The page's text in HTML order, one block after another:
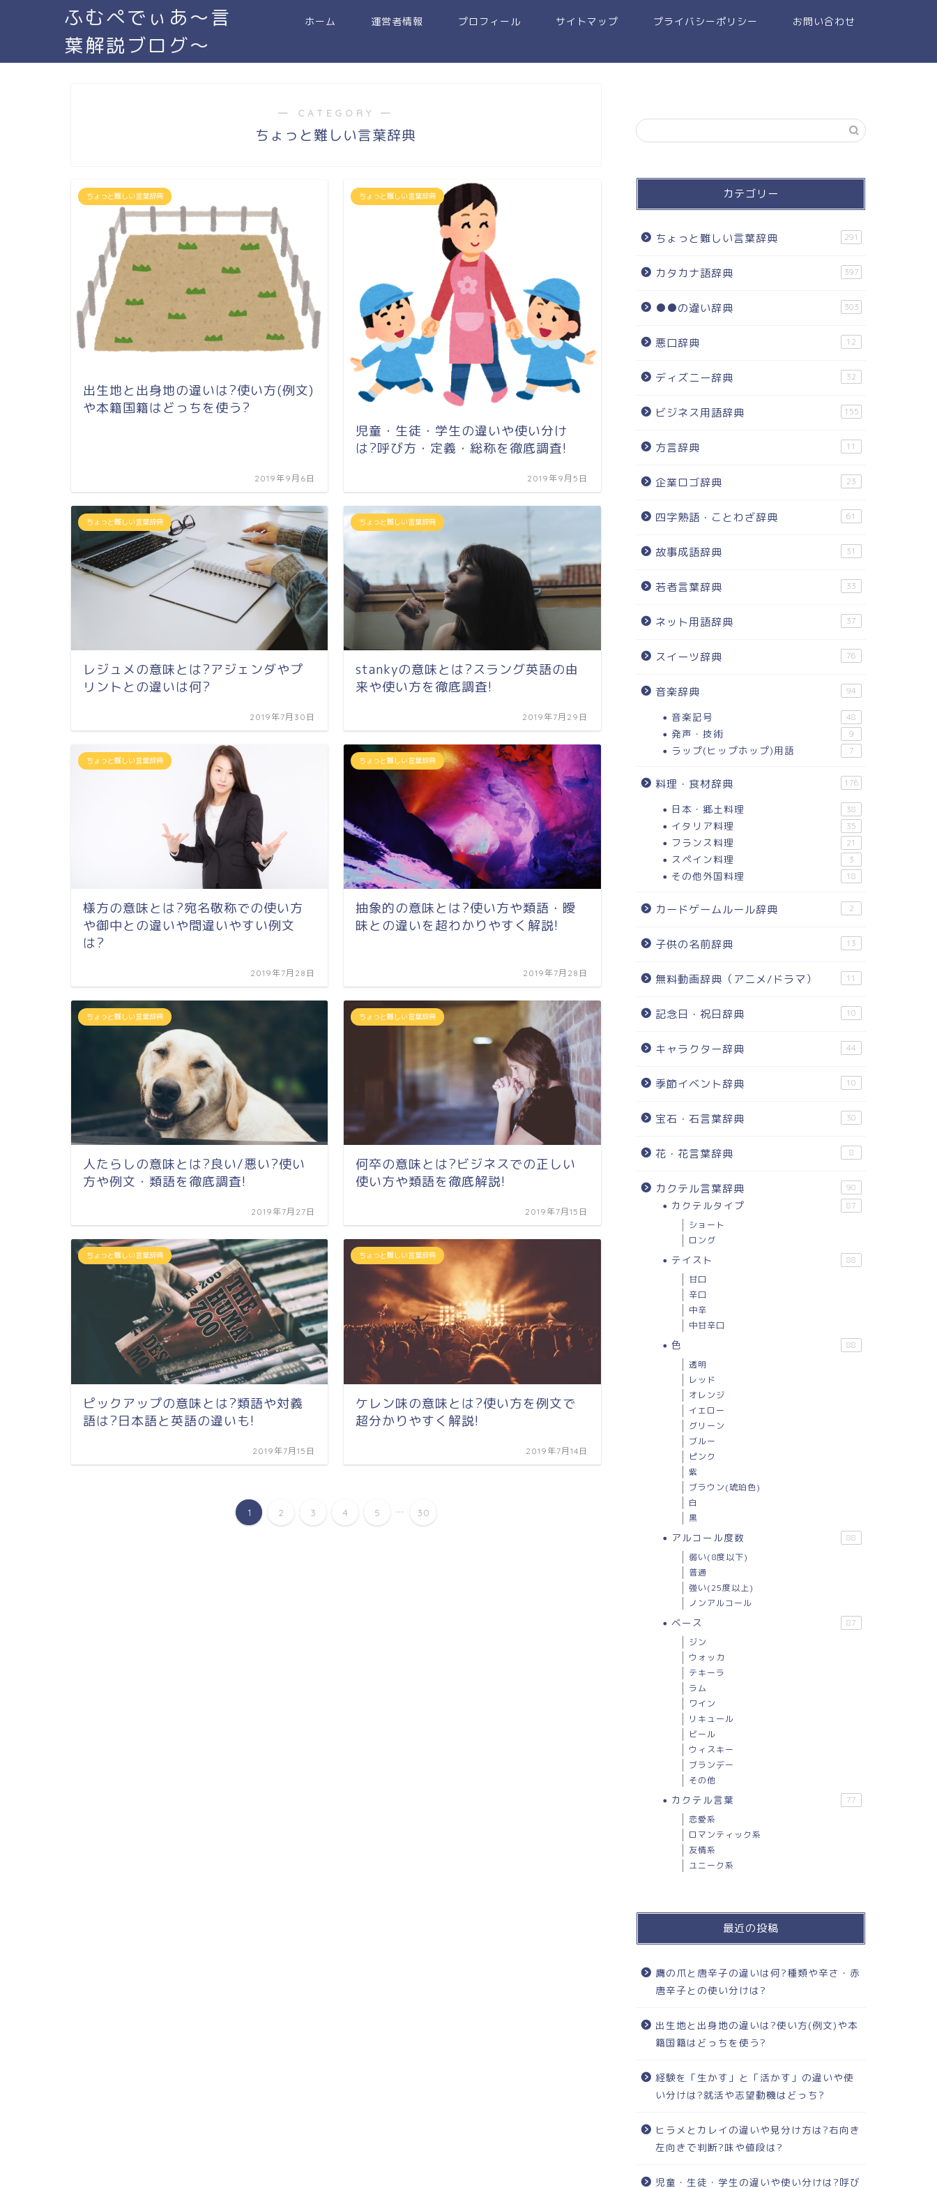
ふむぺでぃあ～言
葉解説ブログ～
ホーム 運営者情報 プロフィール サイトマップ プライバシーポリシー お問い合わせ
― CATEGORY ―
ちょっと難しい言葉辞典
ちょっと難しい言葉辞典
出生地と出身地の違いは?使い方(例文)
や本籍国籍はどっちを使う?
2019年9月6日
ちょっと難しい言葉辞典
児童・生徒・学生の違いや使い分け
は?呼び方・定義・総称を徹底調査!
2019年9月5日
ちょっと難しい言葉辞典
レジュメの意味とは?アジェンダやプ
リントとの違いは何?
2019年7月30日
ちょっと難しい言葉辞典
stankyの意味とは?スラング英語の由
来や使い方を徹底調査!
2019年7月29日
ちょっと難しい言葉辞典
様方の意味とは?宛名敬称での使い方
や御中との違いや間違いやすい例文
は?
2019年7月28日
ちょっと難しい言葉辞典
抽象的の意味とは?使い方や類語・曖
昧との違いを超わかりやすく解説!
2019年7月28日
ちょっと難しい言葉辞典
人たらしの意味とは?良い/悪い?使い
方や例文・類語を徹底調査!
2019年7月27日
ちょっと難しい言葉辞典
何卒の意味とは?ビジネスでの正しい
使い方や類語を徹底解説!
2019年7月15日
ちょっと難しい言葉辞典
ピックアップの意味とは?類語や対義
語は?日本語と英語の違いも!
2019年7月15日
ちょっと難しい言葉辞典
ケレン味の意味とは?使い方を例文で
超分かりやすく解説!
2019年7月14日
1 2 3 4 5 ... 30
カテゴリー
ちょっと難しい言葉辞典 291
カタカナ語辞典 397
●●の違い辞典 303
悪口辞典 12
ディズニー辞典 32
ビジネス用語辞典 155
方言辞典 11
企業ロゴ辞典 23
四字熟語・ことわざ辞典 61
故事成語辞典 31
若者言葉辞典 33
ネット用語辞典 37
スイーツ辞典 76
音楽辞典 94
音楽記号 48
発声・技術 9
ラップ(ヒップホップ)用語 7
料理・食材辞典 176
日本・郷土料理 38
イタリア料理 35
フランス料理 21
スペイン料理 3
その他外国料理 18
カードゲームルール辞典 2
子供の名前辞典 13
無料動画辞典（アニメ/ドラマ） 11
記念日・祝日辞典 10
キャラクター辞典 44
季節イベント辞典 10
宝石・石言葉辞典 30
花・花言葉辞典 8
カクテル言葉辞典 90
カクテルタイプ 87
ショート
ロング
テイスト 88
甘口
辛口
中辛
中甘辛口
色 88
透明
レッド
オレンジ
イエロー
グリーン
ブルー
ピンク
紫
ブラウン(琥珀色)
白
黒
アルコール度数 88
弱い(8度以下)
普通
強い(25度以上)
ノンアルコール
ベース 87
ジン
ウォッカ
テキーラ
ラム
ワイン
リキュール
ビール
ウィスキー
ブランデー
その他
カクテル言葉 77
恋愛系
ロマンティック系
友情系
ユニーク系
最近の投稿
鷹の爪と唐辛子の違いは何?種類や辛さ・赤
唐辛子との使い分けは?
出生地と出身地の違いは?使い方(例文)や本
籍国籍はどっちを使う?
経験を「生かす」と「活かす」の違いや使
い分けは?就活や志望動機はどっち?
ヒラメとカレイの違いや見分け方は?右向き
左向きで判断?味や値段は?
児童・生徒・学生の違いや使い分けは?呼び